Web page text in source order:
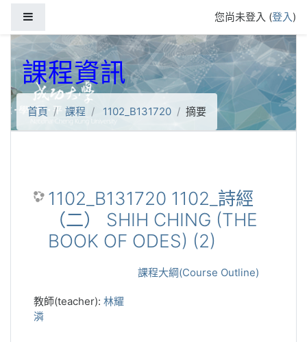
您尚未登入 (登入)
課程資訊
首頁 課程 1102_B131720 摘要
1102_B131720 1102_詩經
（二） SHIH CHING (THE
BOOK OF ODES) (2)
課程大綱(Course Outline)
教師(teacher): 林耀
潾